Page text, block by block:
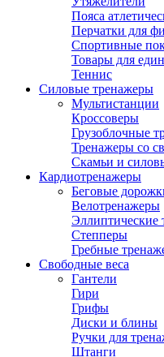
Пояса
Перчатки для
Спортивные
Товары для
Теннис
Силовые тренажеры
Мультистанции
Кроссоверы
Грузоблочные
Тренажеры со
Скамьи и
Кардиотренажеры
Беговые
Велотренажеры
Эллиптические
Степперы
Гребные
Свободные веса
Гантели
Гири
Грифы
Диски и блины
Ручки для
Штанги